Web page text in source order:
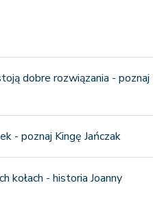
dobre rozwiązania - poznaj
- poznaj Kingę Jańczak
kołach - historia Joanny